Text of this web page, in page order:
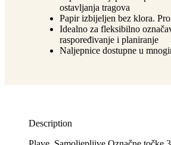
ostavljanja tragova
Papir izbijeljen bez klora.
Idealno za fleksibilno
raspoređivanje i planiranje
Naljepnice dostupne u
Description